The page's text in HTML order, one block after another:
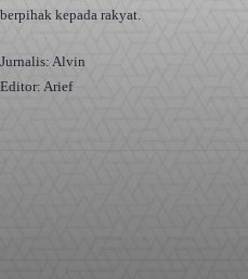
berpihak kepada rakyat.
Jurnalis: Alvin
Editor: Arief